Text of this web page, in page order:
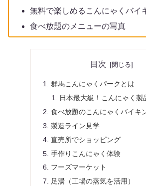
無料で楽しめるこんにゃくバイ
食べ放題のメニューの写真
目次
群馬こんにゃくパークとは
日本最大級！こんにゃく製
食べ放題のこんにゃくバイキ
製造ライン見学
直売所でショッピング
手作りこんにゃく体験
フーズマーケット
足湯（工場の蒸気を活用）